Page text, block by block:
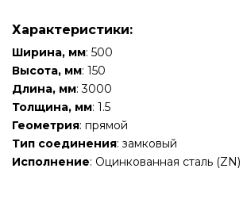
Характеристики:
Ширина, мм: 500
Высота, мм: 150
Длина, мм: 3000
Толщина, мм: 1.5
Геометрия: прямой
Тип соединения: замковый
Исполнение: Оцинкованная сталь (ZN)